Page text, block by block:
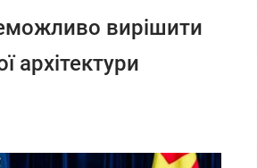
вирішити
архітектури